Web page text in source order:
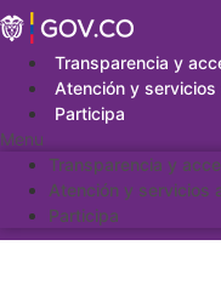
Saltar
al
contenidoTransparencia y
Atención y servicios
Participa
Menu
Transparencia y
Atención y servicios
Participa